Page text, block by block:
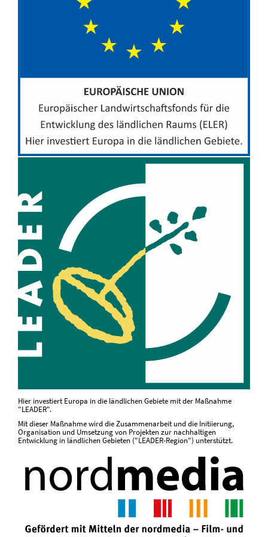
Hier investiert Europa in die ländlichen Gebiete mit der Maßnahme
"LEADER".
Mit dieser Maßnahme wird die Zusammenarbeit und die Initiierung,
Organisation und Umsetzung von Projekten zur nachhaltigen
Entwicklung in ländlichen Gebieten ("LEADER-Region") unterstützt.